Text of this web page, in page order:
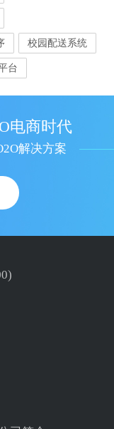
校园配送系统
台
电商时代
解决方案